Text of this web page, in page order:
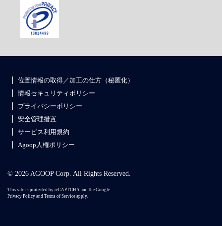
位置情報の取得／加工の仕方（秘匿化）
情報セキュリティポリシー
プライバシーポリシー
安全管理措置
サービス利用規約
Agoop人権ポリシー
© 2026 AGOOP Corp. All Rights Reserved.
This site is protected by reCAPTCHA and the Google
Privacy Policy and Terms of Service apply.